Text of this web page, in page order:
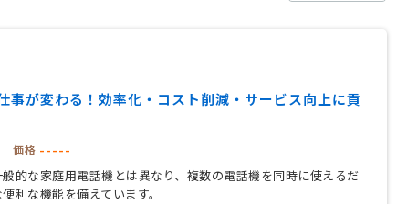
事が変わる！効率化・コスト削減・サービス向上に貢
価格 -----
的な家庭用電話機とは異なり、複数の電話機を同時に使えるだ
利な機能を備えています。